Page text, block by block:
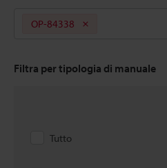
OP-84338
Filtra per tipologia di manuale
Tutto